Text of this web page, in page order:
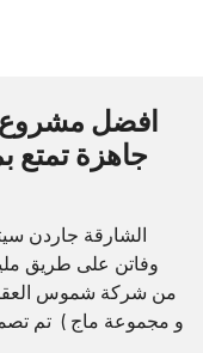
افضل مشروع
جاهزة
الشارقة جاردن
وفاتن على طريق
من شركة شموس
و مجموعة ماج ) تم